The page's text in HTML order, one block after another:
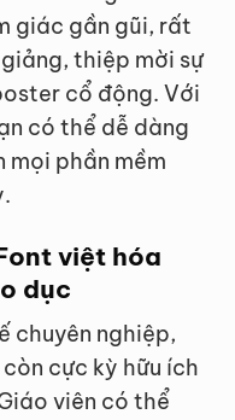
giác gần gũi, rất
thiệp mời sự
cổ động. Với
có thể dễ dàng
mọi phần mềm
việt hóa
dục
chuyên nghiệp,
còn cực kỳ hữu ích
viên có thể